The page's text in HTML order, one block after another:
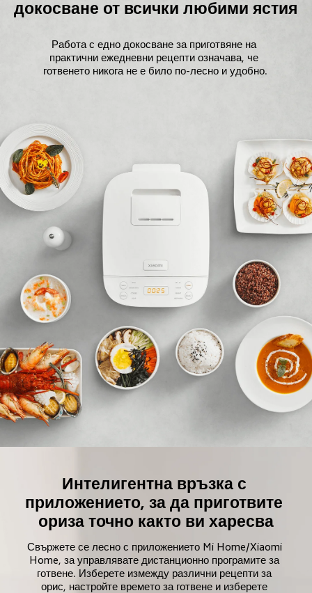
докосване от всички любими ястия
Работа с едно докосване за приготвяне на
практични ежедневни рецепти означава, че
готвенето никога не е било по-лесно и удобно.
Интелигентна връзка с
приложението, за да приготвите
ориза точно както ви харесва
Свържете се лесно с приложението Mi Home/Xiaomi
Home, за управлявате дистанционно програмите за
готвене. Изберете измежду различни рецепти за
орис, настройте времето за готвене и изберете